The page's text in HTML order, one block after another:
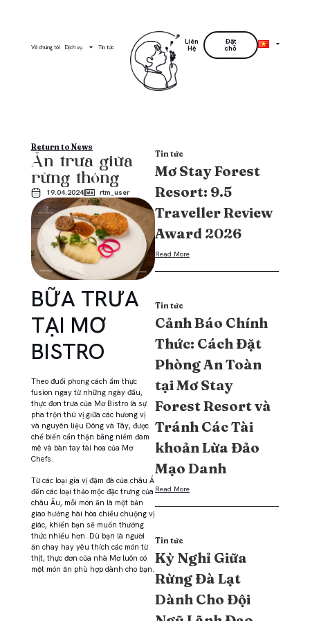
Về chúng tôi Dịch vụ Tin tức
Liên
Hệ
Đặt
chỗ
Tin tức
Mơ Stay Forest
Resort: 9.5
Traveller Review
Award 2026
Read More
Tin tức
Cảnh Báo Chính
Thức: Cách Đặt
Phòng An Toàn
tại Mơ Stay
Forest Resort và
Tránh Các Tài
khoản Lừa Đảo
Mạo Danh
Read More
Tin tức
Kỳ Nghỉ Giữa
Rừng Đà Lạt
Dành Cho Đội
Return to News
Ăn trưa giữa
rừng thông
19.04.2024 rtm_user
BỮA TRƯA
TẠI MƠ
BISTRO
Theo đuổi phong cách ẩm thực
fusion ngay từ những ngày đầu,
thực đơn trưa của Mơ Bistro là sự
pha trộn thú vị giữa các hương vị
và nguyên liệu Đông và Tây, được
chế biến cẩn thận bằng niềm đam
mê và bàn tay tài hoa của Mơ
Chefs.
Từ các loại gia vị đậm đà của châu Á
đến các loại thảo mộc đặc trưng của
châu Âu, mỗi món ăn là một bản
giao hưởng hài hòa chiều chuộng vị
giác, khiến bạn sẽ muốn thưởng
thức nhiều hơn. Dù bạn là người
ăn chay hay yêu thích các món từ
thịt, thực đơn của nhà Mơ luôn có
một món ăn phù hợp dành cho bạn.